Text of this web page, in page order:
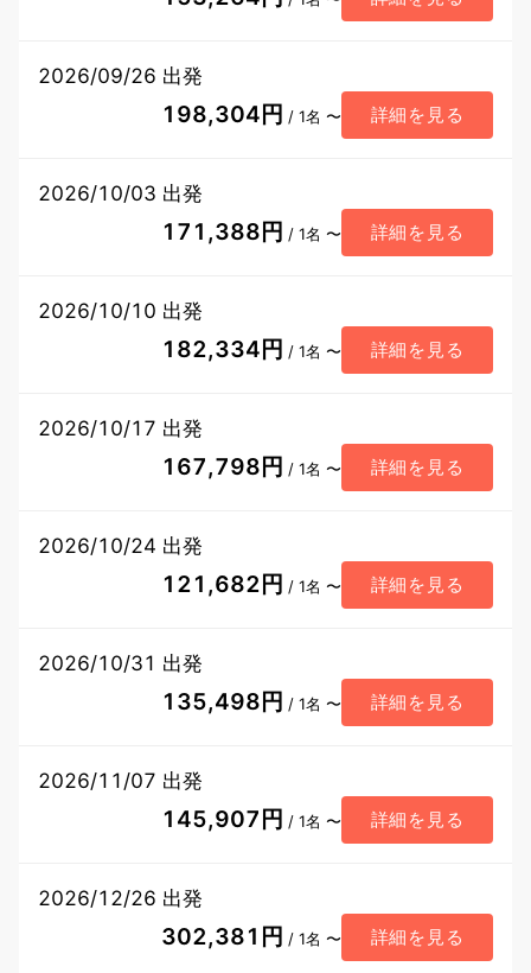
2026/09/26 出発
198,304円 / 1名 〜 詳細を見る
2026/10/03 出発
171,388円 / 1名 〜 詳細を見る
2026/10/10 出発
182,334円 / 1名 〜 詳細を見る
2026/10/17 出発
167,798円 / 1名 〜 詳細を見る
2026/10/24 出発
121,682円 / 1名 〜 詳細を見る
2026/10/31 出発
135,498円 / 1名 〜 詳細を見る
2026/11/07 出発
145,907円 / 1名 〜 詳細を見る
2026/12/26 出発
302,381円 / 1名 〜 詳細を見る